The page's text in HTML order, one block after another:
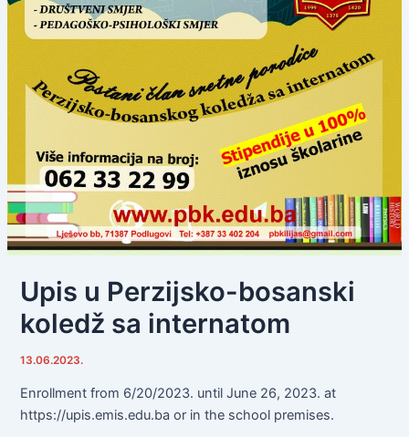
Upis u Perzijsko-bosanski
koledž sa internatom
13.06.2023.
Enrollment from 6/20/2023. until June 26, 2023.at
https://upis.emis.edu.ba or in the school premises.